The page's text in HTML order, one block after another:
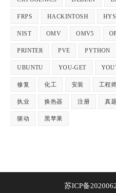
FRPS HACKINTOSH
NIST OMV OMV5
PRINTER PVE PYTHON
UBUNTU YOU-GET
修复 化工 安装 工程
执业 换热器 注册 真题
驱动 黑苹果
苏ICP备